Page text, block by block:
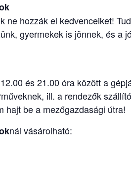
ne hozzák el kedvenceiket!
gyermekek is jönnek, és a
és 21.00 óra között a
ill. a rendezők
hajt be a mezőgazdasági útra!
nál vásárolható: